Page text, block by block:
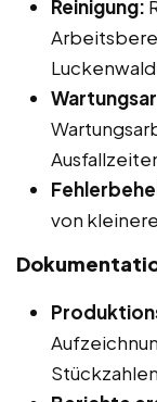
Reinigung:
von